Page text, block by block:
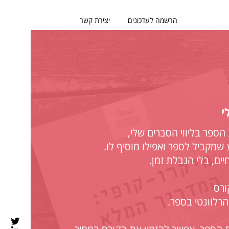
יצירת קשר הרשמה לעדכונים
בליווי הסברים שלי,
לספר ואפילו מוסיף לו.
בלי הגבלת זמן.
בספר.